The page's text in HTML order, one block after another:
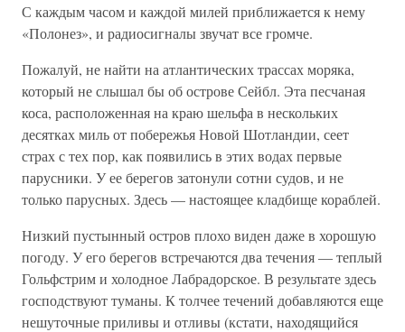
С каждым часом и каждой милей приближается к нему
«Полонез», и радиосигналы звучат все громче.
Пожалуй, не найти на атлантических трассах моряка,
который не слышал бы об острове Сейбл. Эта песчаная
коса, расположенная на краю шельфа в нескольких
десятках миль от побережья Новой Шотландии, сеет
страх с тех пор, как появились в этих водах первые
парусники. У ее берегов затонули сотни судов, и не
только парусных. Здесь — настоящее кладбище кораблей.
Низкий пустынный остров плохо виден даже в хорошую
погоду. У его берегов встречаются два течения — теплый
Гольфстрим и холодное Лабрадорское. В результате здесь
господствуют туманы. К толчее течений добавляются еще
нешуточные приливы и отливы (кстати, находящийся